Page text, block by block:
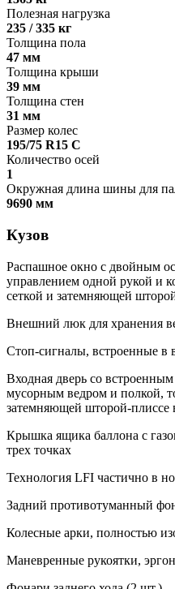
Полезная нагрузка
235 / 335 кг
Толщина пола
47 мм
Толщина крыши
39 мм
Толщина стен
31 мм
Размер колес
195/75 R15 C
Количество осей
1
Окружная длина шины для
9690 мм
Кузов
Распашное окно с двойным
управлением одной рукой и
сеткой и затемняющей
Внешний люк для хранения
Стоп-сигналы, встроенные в
Входная дверь со
мусорным ведром и полкой,
затемняющей шторой-плиссе
Крышка ящика баллона с
трех точках
Технология LFI частично в
Задний противотуманный
Колесные арки, полностью
Маневренные рукоятки,